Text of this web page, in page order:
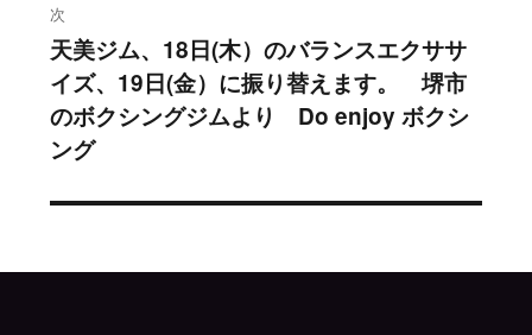
ー
シ
ョ
次
次
の
投
稿:
天美ジム、18日(木）のバランスエクササ
イズ、19日(金）に振り替えます。 堺市
のボクシングジムより Do enjoy ボクシ
ング